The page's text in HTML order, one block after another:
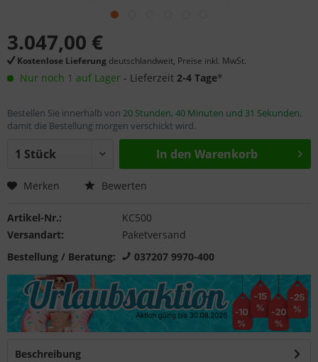
3.047,00 €
Kostenlose Lieferung deutschlandweit, Preise inkl. MwSt.
Nur noch 1 auf Lager - Lieferzeit 2-4 Tage*
Bestellen Sie innerhalb von 20 Stunden, 40 Minuten und 31 Sekunden,
damit die Bestellung morgen verschickt wird.
In den Warenkorb
Merken Bewerten
Artikel-Nr.:
KC500
Versandart:
Paketversand
Bestellung / Beratung:
037207 9970-400
Beschreibung